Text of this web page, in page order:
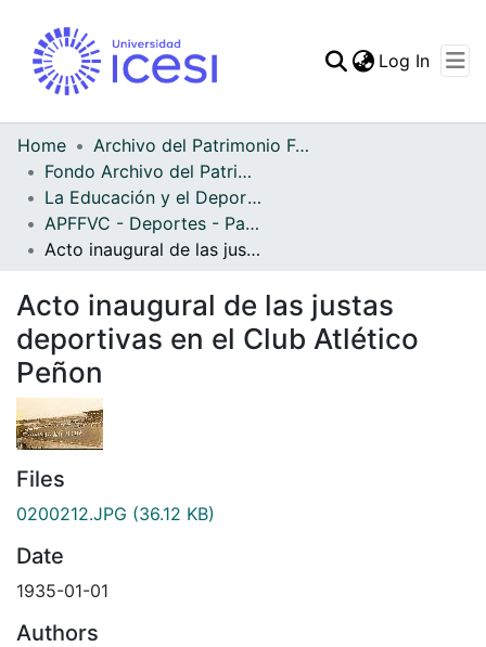
Log In
Home
Archivo del Patrimonio Fotográfico y Fílmico del Valle del Cauca
Fondo Archivo del Patrimonio Fotográfico y Fílmico del Valle del Cauca
La Educación y el Deporte
APFFVC - Deportes - Patrimonial
Acto inaugural de las justas deportivas en el Club Atlético Peñon
Acto inaugural de las justas
deportivas en el Club Atlético
Peñon
Files
0200212.JPG (36.12 KB)
Date
1935-01-01
Authors